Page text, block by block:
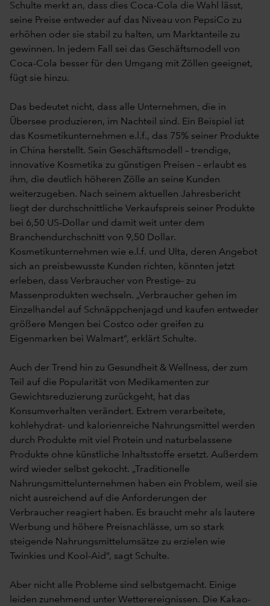
Schulte merkt an, dass dies Coca-Cola die Wahl lässt,
seine Preise entweder auf das Niveau von PepsiCo zu
erhöhen oder sie stabil zu halten, um Marktanteile zu
gewinnen. In jedem Fall sei das Geschäftsmodell von
Coca-Cola besser für den Umgang mit Zöllen geeignet,
fügt sie hinzu.
Das bedeutet nicht, dass alle Unternehmen, die in
Übersee produzieren, im Nachteil sind. Ein Beispiel ist
das Kosmetikunternehmen e.l.f., das 75% seiner Produkte
in China herstellt. Sein Geschäftsmodell – trendige,
innovative Kosmetika zu günstigen Preisen – erlaubt es
ihm, die deutlich höheren Zölle an seine Kunden
weiterzugeben. Nach seinem aktuellen Jahresbericht
liegt der durchschnittliche Verkaufspreis seiner Produkte
bei 6,50 US-Dollar und damit weit unter dem
Branchendurchschnitt von 9,50 Dollar.
Kosmetikunternehmen wie e.l.f. und Ulta, deren Angebot
sich an preisbewusste Kunden richten, könnten jetzt
erleben, dass Verbraucher von Prestige- zu
Massenprodukten wechseln. „Verbraucher gehen im
Einzelhandel auf Schnäppchenjagd und kaufen entweder
größere Mengen bei Costco oder greifen zu
Eigenmarken bei Walmart“, erklärt Schulte.
Auch der Trend hin zu Gesundheit & Wellness, der zum
Teil auf die Popularität von Medikamenten zur
Gewichtsreduzierung zurückgeht, hat das
Konsumverhalten verändert. Extrem verarbeitete,
kohlehydrat- und kalorienreiche Nahrungsmittel werden
durch Produkte mit viel Protein und naturbelassene
Produkte ohne künstliche Inhaltsstoffe ersetzt. Außerdem
wird wieder selbst gekocht. „Traditionelle
Nahrungsmittelunternehmen haben ein Problem, weil sie
nicht ausreichend auf die Anforderungen der
Verbraucher reagiert haben. Es braucht mehr als lautere
Werbung und höhere Preisnachlässe, um so stark
steigende Nahrungsmittelumsätze zu erzielen wie
Twinkies und Kool-Aid“, sagt Schulte.
Aber nicht alle Probleme sind selbstgemacht. Einige
leiden zunehmend unter Wetterereignissen. Die Kakao-